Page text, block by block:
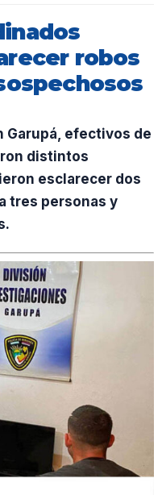
robos
Garupá, efectivos de
distintos
esclarecer dos
tres personas y